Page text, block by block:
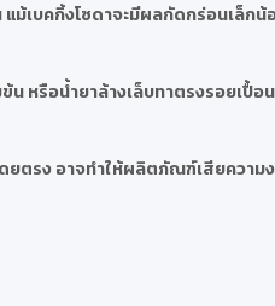
บคกิ้งโซดาจะมีผลกัดกร่อนเล็กน้
รือน้ำยาล้างเล็บทาตรงรอยเปื้
ยตรง อาจทำให้ผลิตภัณฑ์เสียควา